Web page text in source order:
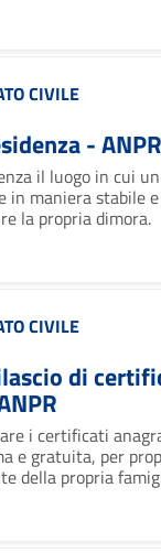
CIVILE
- ANPR
il luogo in cui
in maniera stabile
la propria dimora.
CIVILE
di
i certificati
e gratuita, per
della propria